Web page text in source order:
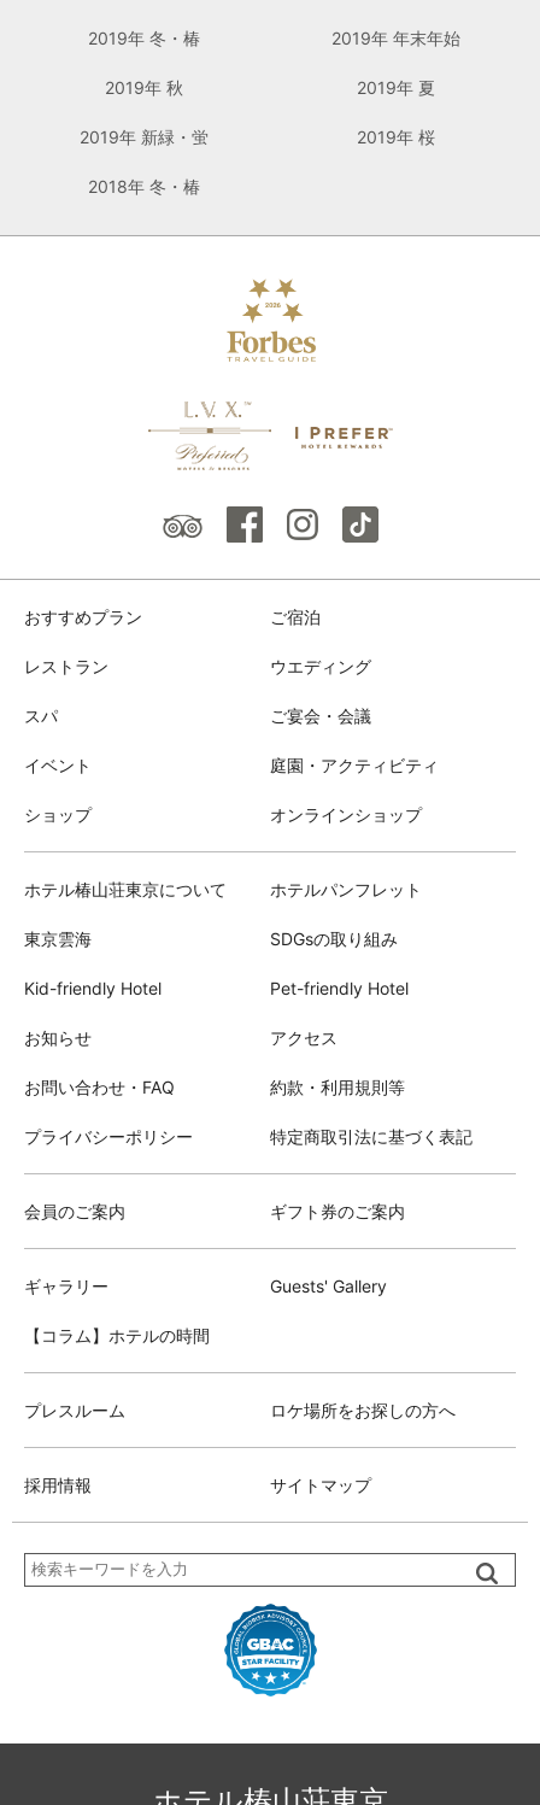
2019年 冬・椿 2019年 年末年始
2019年 秋 2019年 夏
2019年 新緑・蛍 2019年 桜
2018年 冬・椿
おすすめプラン ご宿泊
レストラン ウエディング
スパ ご宴会・会議
イベント 庭園・アクティビティ
ショップ オンラインショップ
ホテル椿山荘東京について ホテルパンフレット
東京雲海 SDGsの取り組み
Kid-friendly Hotel Pet-friendly Hotel
お知らせ アクセス
お問い合わせ・FAQ 約款・利用規則等
プライバシーポリシー 特定商取引法に基づく表記
会員のご案内 ギフト券のご案内
ギャラリー Guests' Gallery
【コラム】ホテルの時間
プレスルーム ロケ場所をお探しの方へ
採用情報 サイトマップ